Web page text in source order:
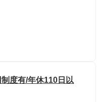
度有/年休110日以